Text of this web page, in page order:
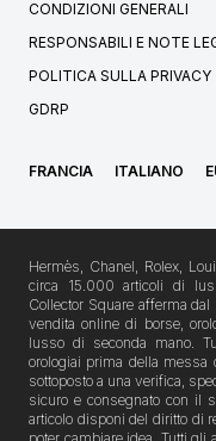
CONDIZIONI GENERALI
RESPONSABILI E NOTE
POLITICA SULLA PRIVACY
GDRP
FRANCIA ITALIANO
Hermès, Chanel, Rolex,
circa 15.000 articoli di
Collector Square afferma
vendita online di borse,
lusso di seconda mano.
orologiai prima della messa
sottoposto a una verifica,
sicuro e consegnato con il
articolo disponi del diritto di